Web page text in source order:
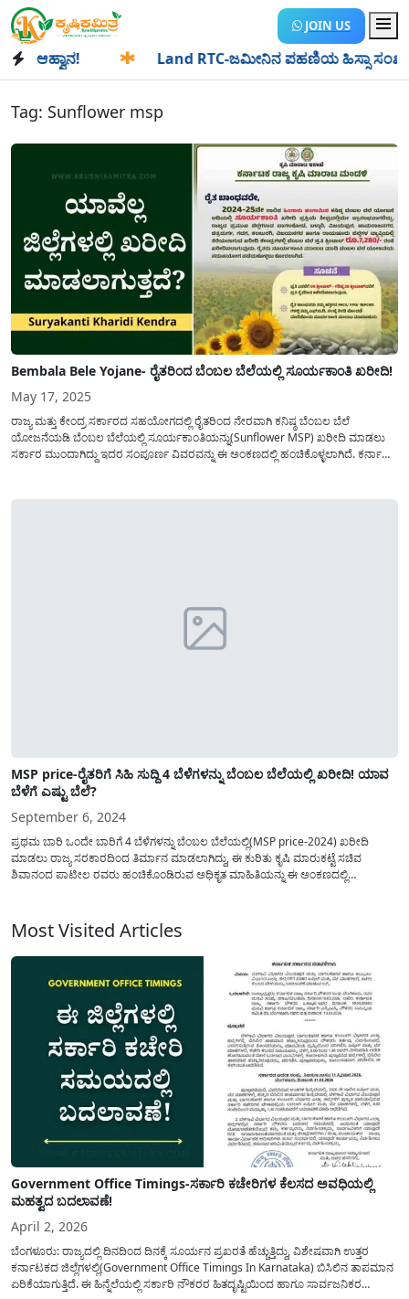
JOIN US
Land RTC-ಜಮೀನಿನ ಪಹಣಿಯ ಹಿಸ್ಸಾ ಸಂಖ್ಯೆ
Tag: Sunflower msp
Bembala Bele Yojane- ರೈತರಿಂದ ಬೆಂಬಲ ಬೆಲೆಯಲ್ಲಿ ಸೂರ್ಯಕಾಂತಿ ಖರೀದಿ!
May 17, 2025
ರಾಜ್ಯ ಮತ್ತು ಕೇಂದ್ರ ಸರ್ಕಾರದ ಸಹಯೋಗದಲ್ಲಿ ರೈತರಿಂದ ನೇರವಾಗಿ ಕನಿಷ್ಠ ಬೆಂಬಲ ಬೆಲೆ
ಯೋಜನೆಯಡಿ ಬೆಂಬಲ ಬೆಲೆಯಲ್ಲಿ ಸೂರ್ಯಕಾಂತಿಯನ್ನು(Sunflower MSP) ಖರೀದಿ ಮಾಡಲು
ಸರ್ಕಾರ ಮುಂದಾಗಿದ್ದು ಇದರ ಸಂಪೂರ್ಣ ವಿವರವನ್ನು ಈ ಅಂಕಣದಲ್ಲಿ ಹಂಚಿಕೊಳ್ಳಲಾಗಿದೆ. ಕರ್ನಾಟಕ
MSP price-ರೈತರಿಗೆ ಸಿಹಿ ಸುದ್ದಿ 4 ಬೆಳೆಗಳನ್ನು ಬೆಂಬಲ ಬೆಲೆಯಲ್ಲಿ ಖರೀದಿ! ಯಾವ
ಬೆಳೆಗೆ ಎಷ್ಟು ಬೆಲೆ?
September 6, 2024
ಪ್ರಥಮ ಬಾರಿ ಒಂದೇ ಬಾರಿಗೆ 4 ಬೆಳೆಗಳನ್ನು ಬೆಂಬಲ ಬೆಲೆಯಲ್ಲಿ(MSP price-2024) ಖರೀದಿ
ಮಾಡಲು ರಾಜ್ಯ ಸರಕಾರದಿಂದ ತಿರ್ಮಾನ ಮಾಡಲಾಗಿದ್ದು, ಈ ಕುರಿತು ಕೃಷಿ ಮಾರುಕಟ್ಟೆ ಸಚಿವ
ಶಿವಾನಂದ ಪಾಟೀಲ ರವರು ಹಂಚಿಕೊಂಡಿರುವ ಅಧಿಕೃತ ಮಾಹಿತಿಯನ್ನು ಈ ಅಂಕಣದಲ್ಲಿ
Most Visited Articles
Government Office Timings-ಸರ್ಕಾರಿ ಕಚೇರಿಗಳ ಕೆಲಸದ ಅವಧಿಯಲ್ಲಿ
ಮಹತ್ವದ ಬದಲಾವಣೆ!
April 2, 2026
ಬೆಂಗಳೂರು: ರಾಜ್ಯದಲ್ಲಿ ದಿನದಿಂದ ದಿನಕ್ಕೆ ಸೂರ್ಯನ ಪ್ರಖರತೆ ಹೆಚ್ಚುತ್ತಿದ್ದು, ವಿಶೇಷವಾಗಿ ಉತ್ತರ
ಕರ್ನಾಟಕದ ಜಿಲ್ಲೆಗಳಲ್ಲಿ(Government Office Timings In Karnataka) ಬಿಸಿಲಿನ ತಾಪಮಾನ
ಏರಿಕೆಯಾಗುತ್ತಿದೆ. ಈ ಹಿನ್ನೆಲೆಯಲ್ಲಿ ಸರ್ಕಾರಿ ನೌಕರರ ಹಿತದೃಷ್ಟಿಯಿಂದ ಹಾಗೂ ಸಾರ್ವಜನಿಕರ